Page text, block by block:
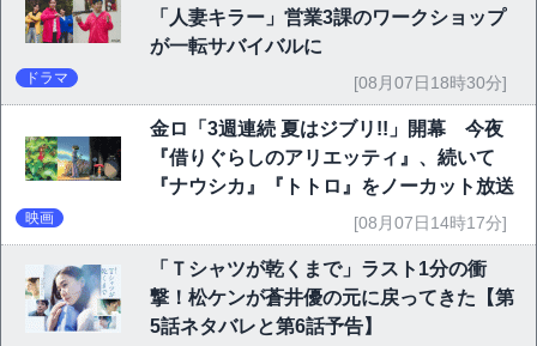
「人妻キラー」営業3課のワークショップ
が一転サバイバルに
ドラマ [08月07日18時30分]
金ロ「3週連続 夏はジブリ!!」開幕 今夜
『借りぐらしのアリエッティ』、続いて
『ナウシカ』『トトロ』をノーカット放送
映画 [08月07日14時17分]
「Ｔシャツが乾くまで」ラスト1分の衝
撃！松ケンが蒼井優の元に戻ってきた【第
5話ネタバレと第6話予告】